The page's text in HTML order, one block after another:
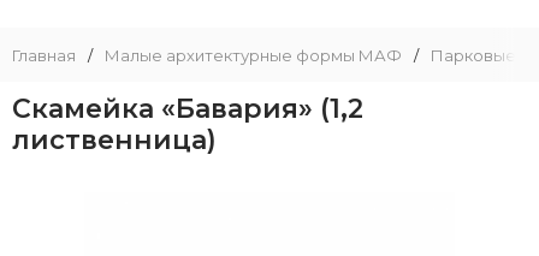
Главная / Малые архитектурные формы МАФ / Парковые
Скамейка «Бавария» (1,2
лиственница)